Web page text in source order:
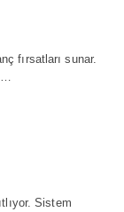
fırsatları sunar.
Sistem